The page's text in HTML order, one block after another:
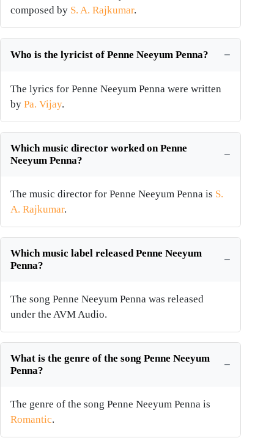
composed by S. A. Rajkumar.
Who is the lyricist of Penne Neeyum Penna?
The lyrics for Penne Neeyum Penna were written
by Pa. Vijay.
Which music director worked on Penne
Neeyum Penna?
The music director for Penne Neeyum Penna is S.
A. Rajkumar.
Which music label released Penne Neeyum
Penna?
The song Penne Neeyum Penna was released
under the AVM Audio.
What is the genre of the song Penne Neeyum
Penna?
The genre of the song Penne Neeyum Penna is
Romantic.